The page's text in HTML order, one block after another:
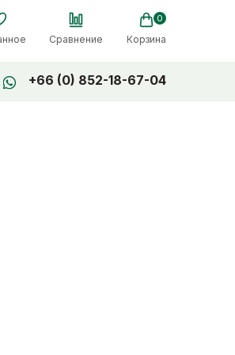
Сравнение
0
Корзина
+66 (0) 852-18-67-04